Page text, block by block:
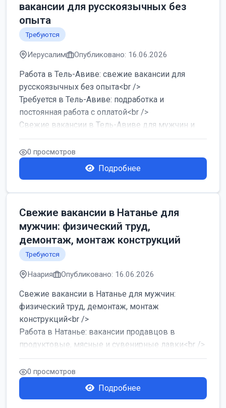
вакансии для русскоязычных без
опыта
Требуются
Иерусалим Опубликовано: 16.06.2026
Работа в Тель-Авиве: свежие вакансии для
русскоязычных без опыта<br />
Требуется в Тель-Авиве: подработка и
постоянная работа с оплатой<br />
Свежие вакансии в Тель-Авиве для мужчин и
женщин от хозя...
0 просмотров
Подробнее
Свежие вакансии в Натанье для
мужчин: физический труд,
демонтаж, монтаж конструкций
Требуются
Наария Опубликовано: 16.06.2026
Свежие вакансии в Натанье для мужчин:
физический труд, демонтаж, монтаж
конструкций<br />
Работа в Натанье: вакансии продавцов в
продуктовые, мясные и сувенирные лавки<br />
Разнорабочий на сборку м...
0 просмотров
Подробнее